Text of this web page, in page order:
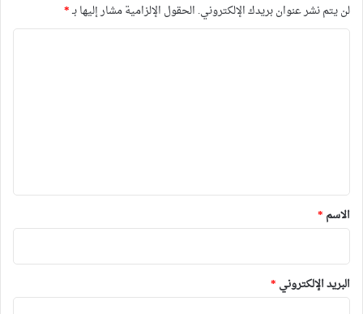
لن يتم نشر عنوان بريدك الإلكتروني. الحقول الإلزامية مشار إليها بـ*
*
الاسم *
البريد الإلكتروني *